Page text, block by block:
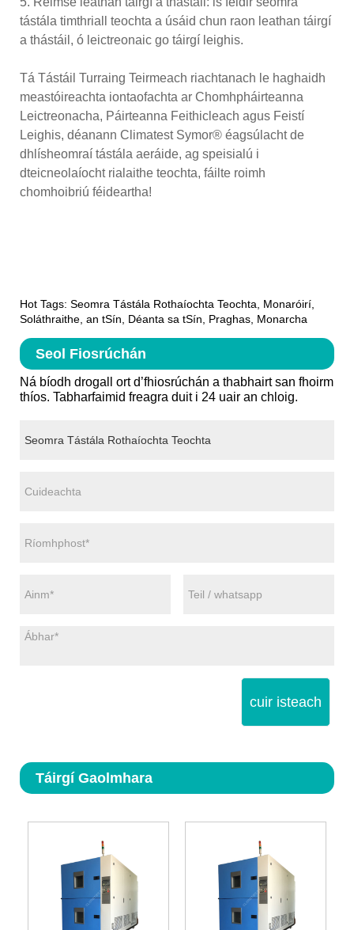
tástála timthriall teochta a úsáid chun raon leathan táirgí
a thástáil, ó leictreonaic go táirgí leighis.
Tá Tástáil Turraing Teirmeach riachtanach le haghaidh
meastóireachta iontaofachta ar Chomhpháirteanna
Leictreonacha, Páirteanna Feithicleach agus Feistí
Leighis, déanann Climatest Symor® éagsúlacht de
dhlísheomraí tástála aeráide, ag speisialú i
dteicneolaíocht rialaithe teochta, fáilte roimh
chomhoibriú féideartha!
Hot Tags: Seomra Tástála Rothaíochta Teochta, Monaróirí,
Soláthraithe, an tSín, Déanta sa tSín, Praghas, Monarcha
Seol Fiosrúchán
Ná bíodh drogall ort d’fhiosrúchán a thabhairt san fhoirm
thíos. Tabharfaimid freagra duit i 24 uair an chloig.
cuir isteach
Táirgí Gaolmhara